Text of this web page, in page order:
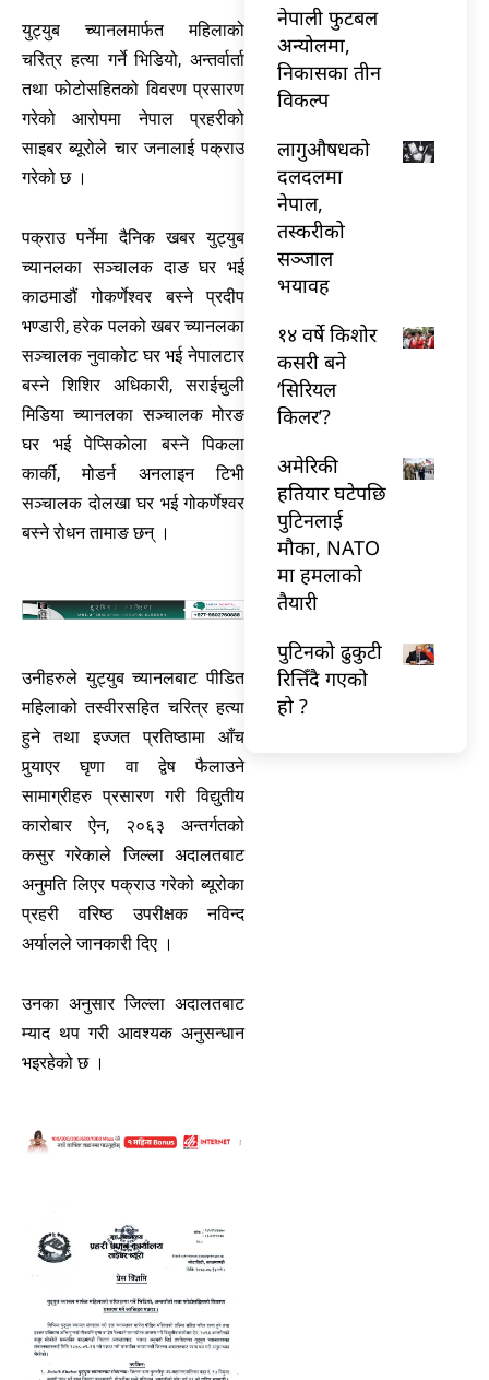
युट्युब च्यानलमार्फत महिलाको
चरित्र हत्या गर्ने भिडियो, अन्तर्वार्ता
तथा फोटोसहितको विवरण प्रसारण
गरेको आरोपमा नेपाल प्रहरीको
साइबर ब्यूरोले चार जनालाई पक्राउ
गरेको छ ।
पक्राउ पर्नेमा दैनिक खबर युट्युब
च्यानलका सञ्चालक दाङ घर भई
काठमाडौं गोकर्णेश्वर बस्ने प्रदीप
भण्डारी, हरेक पलको खबर च्यानलका
सञ्चालक नुवाकोट घर भई नेपालटार
बस्ने शिशिर अधिकारी, सराईचुली
मिडिया च्यानलका सञ्चालक मोरङ
घर भई पेप्सिकोला बस्ने पिकला
कार्की, मोडर्न अनलाइन टिभी
सञ्चालक दोलखा घर भई गोकर्णेश्वर
बस्ने रोधन तामाङ छन् ।
उनीहरुले युट्युब च्यानलबाट पीडित
महिलाको तस्वीरसहित चरित्र हत्या
हुने तथा इज्जत प्रतिष्ठामा आँच
पुर्‍याएर घृणा वा द्वेष फैलाउने
सामाग्रीहरु प्रसारण गरी विद्युतीय
कारोबार ऐन, २०६३ अन्तर्गतको
कसुर गरेकाले जिल्ला अदालतबाट
अनुमति लिएर पक्राउ गरेको ब्यूरोका
प्रहरी वरिष्ठ उपरीक्षक नविन्द
अर्यालले जानकारी दिए ।
उनका अनुसार जिल्ला अदालतबाट
म्याद थप गरी आवश्यक अनुसन्धान
भइरहेको छ ।
नेपाली फुटबल
अन्योलमा,
निकासका तीन
विकल्प
लागुऔषधको
दलदलमा
नेपाल,
तस्करीको
सञ्जाल
भयावह
१४ वर्षे किशोर
कसरी बने
‘सिरियल
किलर’?
अमेरिकी
हतियार घटेपछि
पुटिनलाई
मौका, NATO
मा हमलाको
तैयारी
पुटिनको ढुकुटी
रित्तिँदै गएको
हो ?